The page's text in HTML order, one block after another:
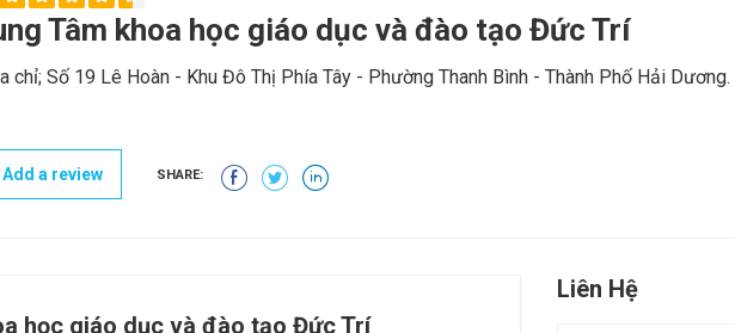
Tâm khoa học giáo dục và đào tạo Đức Trí
chỉ; Số 19 Lê Hoàn - Khu Đô Thị Phía Tây - Phường Thanh Bình - Thành Phố Hải Dương.
Add a review SHARE:
học giáo dục và đào tạo Đức Trí
Liên Hệ